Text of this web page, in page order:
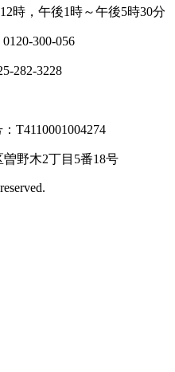
時，午後1時～午後5時30分
300-056
282-3228
T4110001004274
野木2丁目5番18号